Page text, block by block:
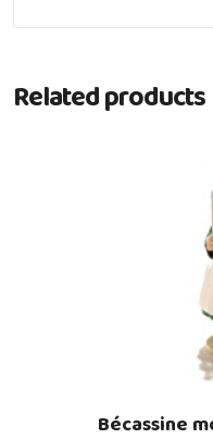
Related products
Bécassine